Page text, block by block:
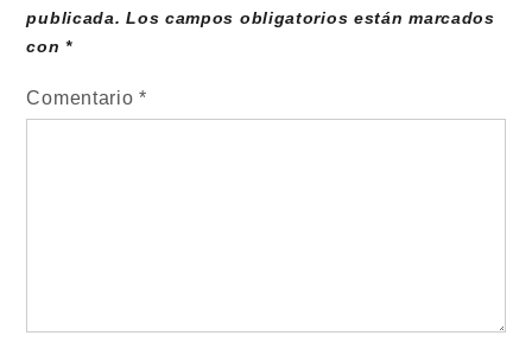
publicada. Los campos obligatorios están marcados
con*
Comentario*